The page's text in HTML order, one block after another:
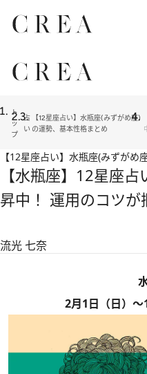
ト
ッ
プ
占
い
【12星座占い】水瓶座(みずがめ座)
の運勢、基本性格まとめ
【12星座占い】水瓶座(みずがめ
【水瓶座】12星座
昇中！ 運用のコツ
流光 七奈
2月1日（日）